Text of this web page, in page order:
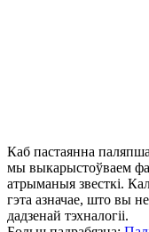
Каб пастаянна
мы выкарыстоўваем
атрыманыя звесткі.
гэта азначае, што вы
дадзенай тэхналогіі.